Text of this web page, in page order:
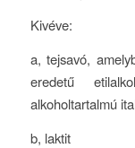
Kivéve:
a, tejsavó,
eredetű
alkoholtartalmú
b, laktit